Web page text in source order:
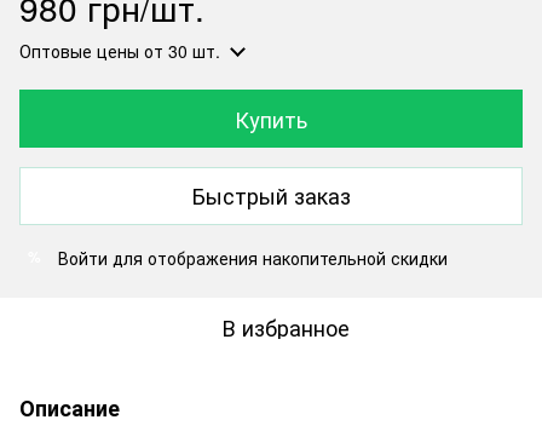
Оптовые цены от 30 шт.
Купить
Быстрый заказ
Войти для отображения накопительной скидки
В избранное
Описание